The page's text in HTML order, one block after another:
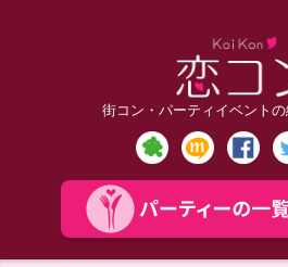
街コン・パーティイベント